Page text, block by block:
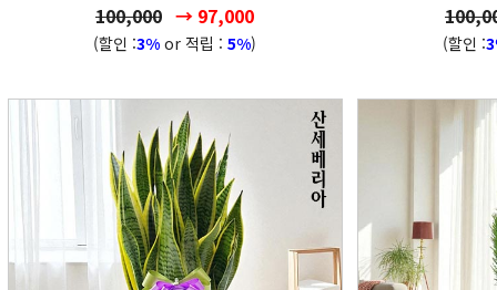
100,000 → 97,000
(할인 :3% or 적립 : 5%) (할인 :